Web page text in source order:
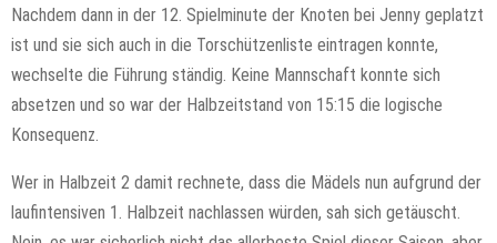
Nachdem dann in der 12. Spielminute der Knoten bei Jenny geplatzt
ist und sie sich auch in die Torschützenliste eintragen konnte,
wechselte die Führung ständig. Keine Mannschaft konnte sich
absetzen und so war der Halbzeitstand von 15:15 die logische
Konsequenz.
Wer in Halbzeit 2 damit rechnete, dass die Mädels nun aufgrund der
laufintensiven 1. Halbzeit nachlassen würden, sah sich getäuscht.